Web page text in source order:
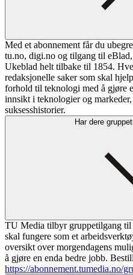
Med et abonnement får du
tu.no, digi.no og tilgang til
Ukeblad helt tilbake til 1854.
redaksjonelle saker som skal
forhold til teknologi med å gjøre
innsikt i teknologier og
suksesshistorier.
Har dere
TU Media tilbyr gruppetilgang til
skal fungere som et
oversikt over morgendagens
å gjøre en enda bedre jobb.
https://abonnement.tumedia.no/